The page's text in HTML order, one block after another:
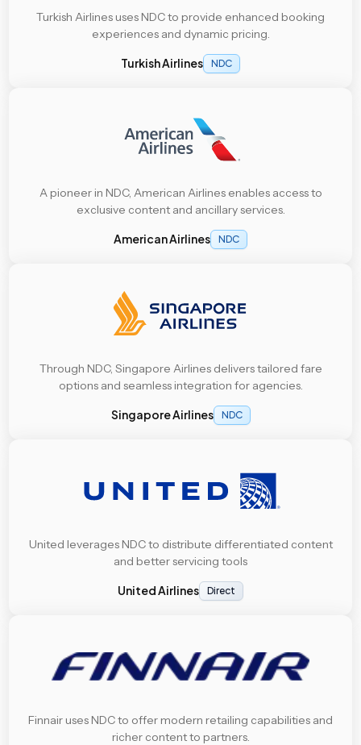
Turkish Airlines uses NDC to provide enhanced booking
experiences and dynamic pricing.
Turkish Airlines NDC
A pioneer in NDC, American Airlines enables access to
exclusive content and ancillary services.
American Airlines NDC
Through NDC, Singapore Airlines delivers tailored fare
options and seamless integration for agencies.
Singapore Airlines NDC
United leverages NDC to distribute differentiated content
and better servicing tools
United Airlines Direct
Finnair uses NDC to offer modern retailing capabilities and
richer content to partners.